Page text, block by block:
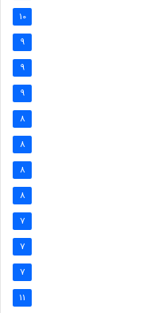
10
9
9
9
8
8
8
8
7
7
7
11